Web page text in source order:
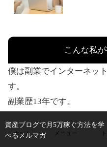
こんな私
僕は副業でインターネッ
す。
副業歴13年です。
「13年もやってるの？」
ホーム メニュー
資産ブログで月5万稼ぐ方法を学
べるメルマガ